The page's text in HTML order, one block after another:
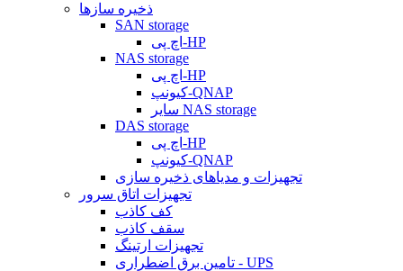
ذخیره سازها
SAN storage
اچ پی-HP
NAS storage
اچ پی-HP
کیونپ-QNAP
سایر NAS storage
DAS storage
اچ پی-HP
کیونپ-QNAP
تجهیزات و مدیاهای ذخیره سازی
تجهیزات اتاق سرور
کف کاذب
سقف کاذب
تجهیزات ارتینگ
تامین برق اضطراری - UPS